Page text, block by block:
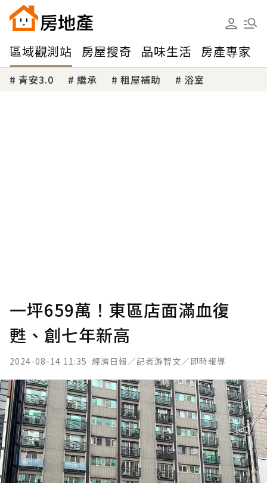
區域觀測站 房屋搜奇 品味生活 房產專家
青安3.0 繼承 租屋補助 浴室
一坪659萬！東區店面滿血復
甦、創七年新高
2024-08-14 11:35 經濟日報／記者游智文／即時報導